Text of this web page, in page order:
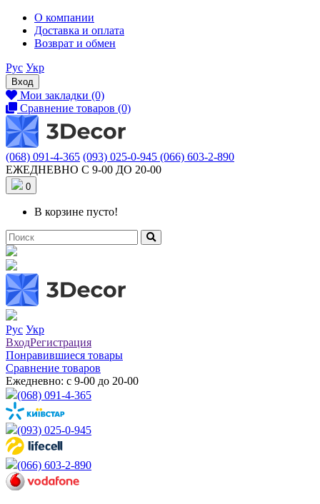
О компании
Доставка и оплата
Возврат и обмен
Рус Укр
Вход
Мои закладки (0)
Сравнение товаров (0)
(068) 091-4-365 (093) 025-0-945 (066) 603-2-890
ЕЖЕДНЕВНО С 9-00 ДО 20-00
0
В корзине пусто!
Рус Укр
ВходРегистрация
Понравившиеся товары
Сравнение товаров
Ежедневно: с 9-00 до 20-00
(068) 091-4-365
(093) 025-0-945
(066) 603-2-890